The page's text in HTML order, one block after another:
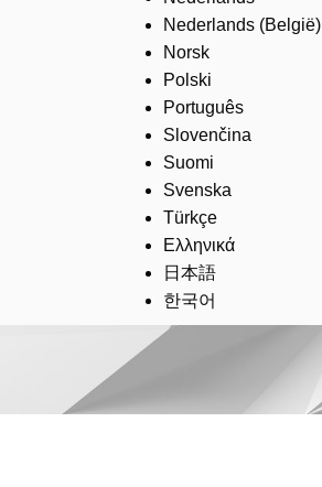
Nederlands (België)
Norsk
Polski
Português
Slovenčina
Suomi
Svenska
Türkçe
Ελληνικά
日本語
한국어